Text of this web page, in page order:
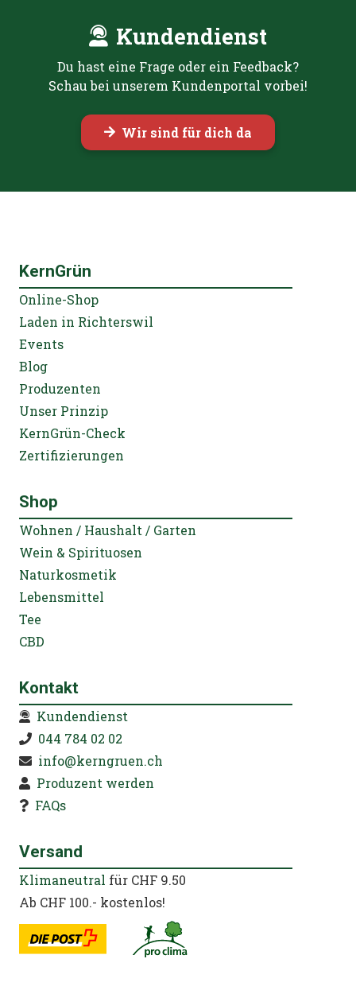
Kundendienst
Du hast eine Frage oder ein Feedback?
Schau bei unserem Kundenportal vorbei!
Wir sind für dich da
KernGrün
Online-Shop
Laden in Richterswil
Events
Blog
Produzenten
Unser Prinzip
KernGrün-Check
Zertifizierungen
Shop
Wohnen / Haushalt / Garten
Wein & Spirituosen
Naturkosmetik
Lebensmittel
Tee
CBD
Kontakt
Kundendienst
044 784 02 02
info@kerngruen.ch
Produzent werden
FAQs
Versand
Klimaneutral für CHF 9.50
Ab CHF 100.- kostenlos!